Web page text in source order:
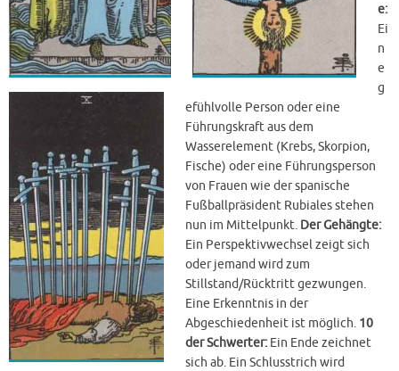
e:
Ei
n
e
g
efühlvolle Person oder eine
Führungskraft aus dem
Wasserelement (Krebs, Skorpion,
Fische) oder eine Führungsperson
von Frauen wie der spanische
Fußballpräsident Rubiales stehen
nun im Mittelpunkt. Der Gehängte:
Ein Perspektivwechsel zeigt sich
oder jemand wird zum
Stillstand/Rücktritt gezwungen.
Eine Erkenntnis in der
Abgeschiedenheit ist möglich. 10
der Schwerter: Ein Ende zeichnet
sich ab. Ein Schlusstrich wird